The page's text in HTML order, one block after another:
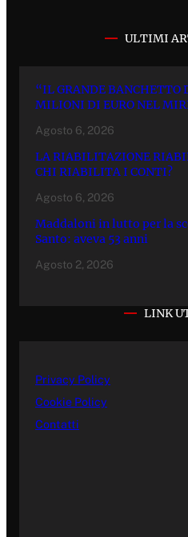
ULTIMI
“IL GRANDE BANCHETTO
MILIONI DI EURO NEL
Agosto 6, 2026
LA RIABILITAZIONE
CHI RIABILITA I CONTI?
Agosto 6, 2026
Maddaloni in lutto per la
Santo: aveva 53 anni
Agosto 2, 2026
LINK
Privacy Policy
Cookie Policy
Contatti